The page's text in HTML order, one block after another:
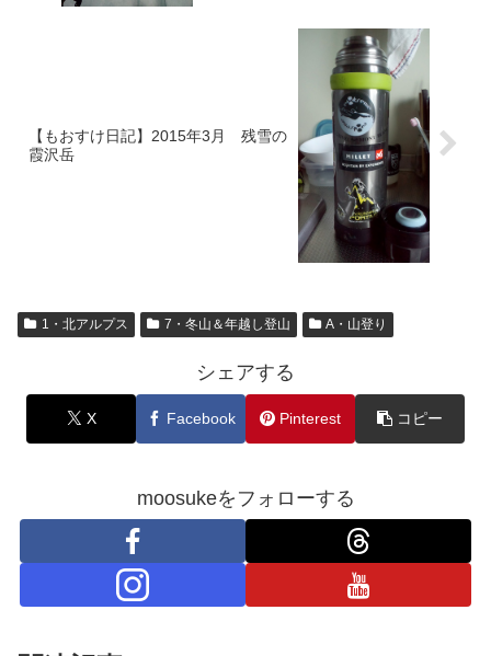
【もおすけ日記】2015年3月 残雪の
霞沢岳
1・北アルプス 7・冬山＆年越し登山 A・山登り
シェアする
X Facebook Pinterest コピー
moosukeをフォローする